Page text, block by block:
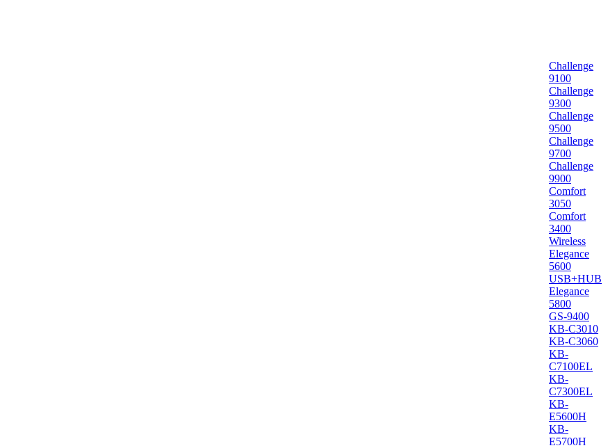
Challenge
9100
Challenge
9300
Challenge
9500
Challenge
9700
Challenge
9900
Comfort
3050
Comfort
3400
Wireless
Elegance
5600
USB+HUB
Elegance
5800
GS-9400
KB-C3010
KB-C3060
KB-
C7100EL
KB-
C7300EL
KB-
E5600H
KB-
E5700H